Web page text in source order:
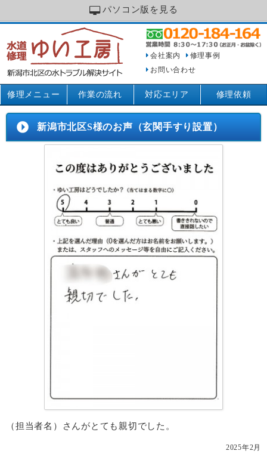
パソコン版を見る
会社案内
修理事例
お問い合わせ
修理メニュー 作業の流れ 対応エリア 修理依頼
新潟市北区S様のお声（玄関手すり設置）
（担当者名）さんがとても親切でした。
2025年2月